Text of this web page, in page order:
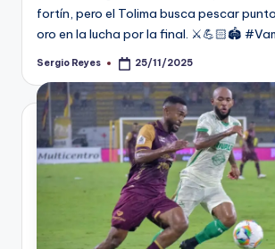
fortín, pero el Tolima busca pescar
oro en la lucha por la final. ⚔️💪🏻🏟️
Publicado
Sergio Reyes 25/11/2025